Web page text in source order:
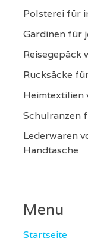
Polsterei für
Gardinen für
Reisegepäck
Rucksäcke
Heimtextilien
Schulranzen
Lederwaren
Handtasche
Menu
Startseite